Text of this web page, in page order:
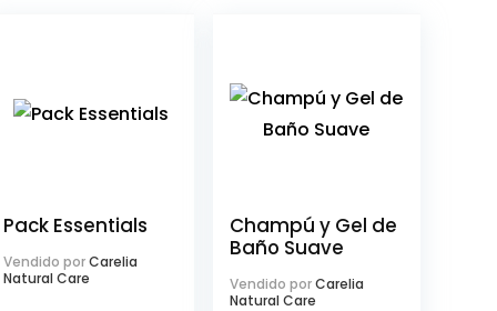
Pack Essentials
Vendido porCarelia
Natural Care
Champú y Gel de
Baño Suave
Vendido porCarelia
Natural Care